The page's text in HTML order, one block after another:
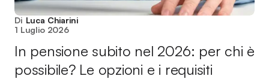
Di Luca Chiarini
1 Luglio 2026
In pensione subito nel 2026: per chi è
possibile? Le opzioni e i requisiti